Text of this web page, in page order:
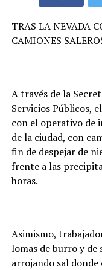
TRAS LA NEVADA
CAMIONES
A través de la
Servicios Públicos,
con el operativo de
de la ciudad, con
fin de despejar de
frente a las
horas.
Asimismo,
lomas de burro y de
arrojando sal donde